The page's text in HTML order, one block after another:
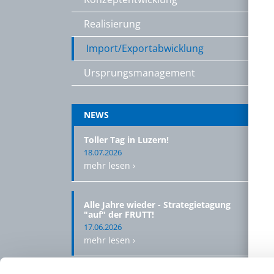
Realisierung
Import/Exportabwicklung
Ursprungsmanagement
NEWS
Toller Tag in Luzern!
18.07.2026
mehr lesen ›
Alle Jahre wieder - Strategietagung
"auf" der FRUTT!
17.06.2026
mehr lesen ›